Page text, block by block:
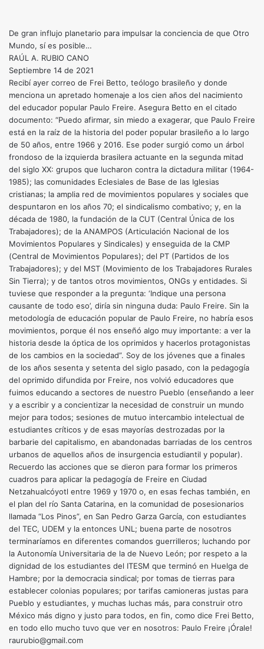
De gran influjo planetario para impulsar la conciencia de que Otro
Mundo, sí es posible…
RAÚL A. RUBIO CANO
Septiembre 14 de 2021
Recibí ayer correo de Frei Betto, teólogo brasileño y donde
menciona un apretado homenaje a los cien años del nacimiento
del educador popular Paulo Freire. Asegura Betto en el citado
documento: “Puedo afirmar, sin miedo a exagerar, que Paulo Freire
está en la raíz de la historia del poder popular brasileño a lo largo
de 50 años, entre 1966 y 2016. Ese poder surgió como un árbol
frondoso de la izquierda brasilera actuante en la segunda mitad
del siglo XX: grupos que lucharon contra la dictadura militar (1964-
1985); las comunidades Eclesiales de Base de las Iglesias
cristianas; la amplia red de movimientos populares y sociales que
despuntaron en los años 70; el sindicalismo combativo; y, en la
década de 1980, la fundación de la CUT (Central Única de los
Trabajadores); de la ANAMPOS (Articulación Nacional de los
Movimientos Populares y Sindicales) y enseguida de la CMP
(Central de Movimientos Populares); del PT (Partidos de los
Trabajadores); y del MST (Movimiento de los Trabajadores Rurales
Sin Tierra); y de tantos otros movimientos, ONGs y entidades. Si
tuviese que responder a la pregunta: ‘Indique una persona
causante de todo eso’, diría sin ninguna duda: Paulo Freire. Sin la
metodología de educación popular de Paulo Freire, no habría esos
movimientos, porque él nos enseñó algo muy importante: a ver la
historia desde la óptica de los oprimidos y hacerlos protagonistas
de los cambios en la sociedad”. Soy de los jóvenes que a finales
de los años sesenta y setenta del siglo pasado, con la pedagogía
del oprimido difundida por Freire, nos volvió educadores que
fuimos educando a sectores de nuestro Pueblo (enseñando a leer
y a escribir y a concientizar la necesidad de construir un mundo
mejor para todos; sesiones de mutuo intercambio intelectual de
estudiantes críticos y de esas mayorías destrozadas por la
barbarie del capitalismo, en abandonadas barriadas de los centros
urbanos de aquellos años de insurgencia estudiantil y popular).
Recuerdo las acciones que se dieron para formar los primeros
cuadros para aplicar la pedagogía de Freire en Ciudad
Netzahualcóyotl entre 1969 y 1970 o, en esas fechas también, en
el plan del río Santa Catarina, en la comunidad de posesionarios
llamada “Los Pinos”, en San Pedro Garza García, con estudiantes
del TEC, UDEM y la entonces UNL; buena parte de nosotros
terminaríamos en diferentes comandos guerrilleros; luchando por
la Autonomía Universitaria de la de Nuevo León; por respeto a la
dignidad de los estudiantes del ITESM que terminó en Huelga de
Hambre; por la democracia sindical; por tomas de tierras para
establecer colonias populares; por tarifas camioneras justas para
Pueblo y estudiantes, y muchas luchas más, para construir otro
México más digno y justo para todos, en fin, como dice Frei Betto,
en todo ello mucho tuvo que ver en nosotros: Paulo Freire ¡Órale!
raurubio@gmail.com